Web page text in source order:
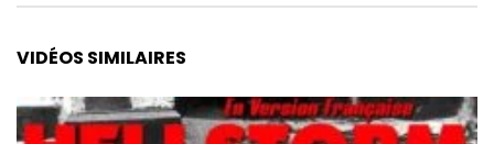
VIDÉOS SIMILAIRES